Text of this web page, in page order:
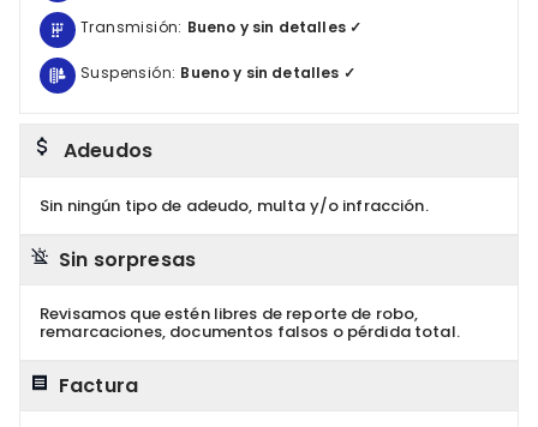
Transmisión: Bueno y sin detalles ✓
Suspensión: Bueno y sin detalles ✓
Adeudos
Sin ningún tipo de adeudo, multa y/o infracción.
Sin sorpresas
Revisamos que estén libres de reporte de robo,
remarcaciones, documentos falsos o pérdida total.
Factura